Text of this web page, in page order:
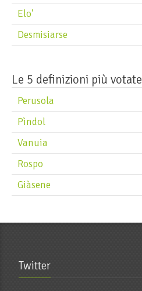
Elo'
Desmisiarse
Le 5 definizioni più votate
Perusola
Pìndol
Vanuia
Rospo
Giàsene
Twitter